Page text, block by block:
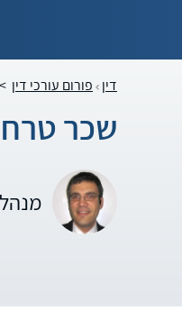
דין פורום עורכי דין >
שכר